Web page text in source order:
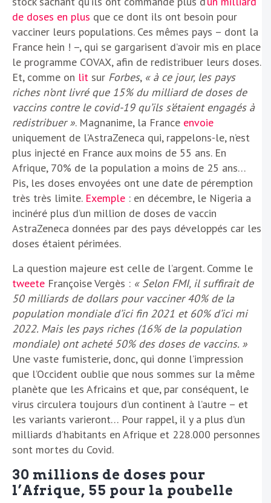
de doses en plus que ce dont ils ont besoin pour
vacciner leurs populations. Ces mêmes pays – dont la
France hein ! –, qui se gargarisent d’avoir mis en place
le programme COVAX, afin de redistribuer leurs doses.
Et, comme on lit sur Forbes, « à ce jour, les pays
riches n’ont livré que 15% du milliard de doses de
vaccins contre le covid-19 qu’ils s’étaient engagés à
redistribuer ». Magnanime, la France envoie
uniquement de l’AstraZeneca qui, rappelons-le, n’est
plus injecté en France aux moins de 55 ans. En
Afrique, 70% de la population a moins de 25 ans…
Pis, les doses envoyées ont une date de péremption
très très limite. Exemple : en décembre, le Nigeria a
incinéré plus d’un million de doses de vaccin
AstraZeneca données par des pays développés car les
doses étaient périmées.
La question majeure est celle de l’argent. Comme le
tweete Françoise Vergès : « Selon FMI, il suffirait de
50 milliards de dollars pour vacciner 40% de la
population mondiale d’ici fin 2021 et 60% d’ici mi
2022. Mais les pays riches (16% de la population
mondiale) ont acheté 50% des doses de vaccins. »
Une vaste fumisterie, donc, qui donne l’impression
que l’Occident oublie que nous sommes sur la même
planète que les Africains et que, par conséquent, le
virus circulera toujours d’un continent à l’autre – et
les variants varieront… Pour rappel, il y a plus d’un
milliards d’habitants en Afrique et 228.000 personnes
sont mortes du Covid.
30 millions de doses pour
l’Afrique, 55 pour la poubelle